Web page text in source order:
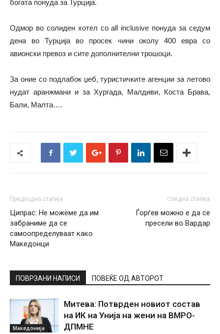
богата понуда за Турција.
Одмор во солиден хотел со all inclusive понуда за седум
дена во Турција во просек чини околу 400 евра со
авионски превоз и сите дополнителни трошоци.
За оние со подлабок џеб, туристичките агенции за летово
нудат аранжмани и за Хургада, Малдиви, Коста Брава,
Бали, Малта….
Предходна статија
Ципрас: Не можеме да им
забраниме да се
самоопределуваат како
Македонци
Следна статија
Ѓорѓев можно е да се
пресели во Вардар
ПОВРЗАНИ НАПИСИ ПОВЕЌЕ ОД АВТОРОТ
Македонија
Митева: Потврден новиот состав
на ИК на Унија на жени на ВМРО-
ДПМНЕ